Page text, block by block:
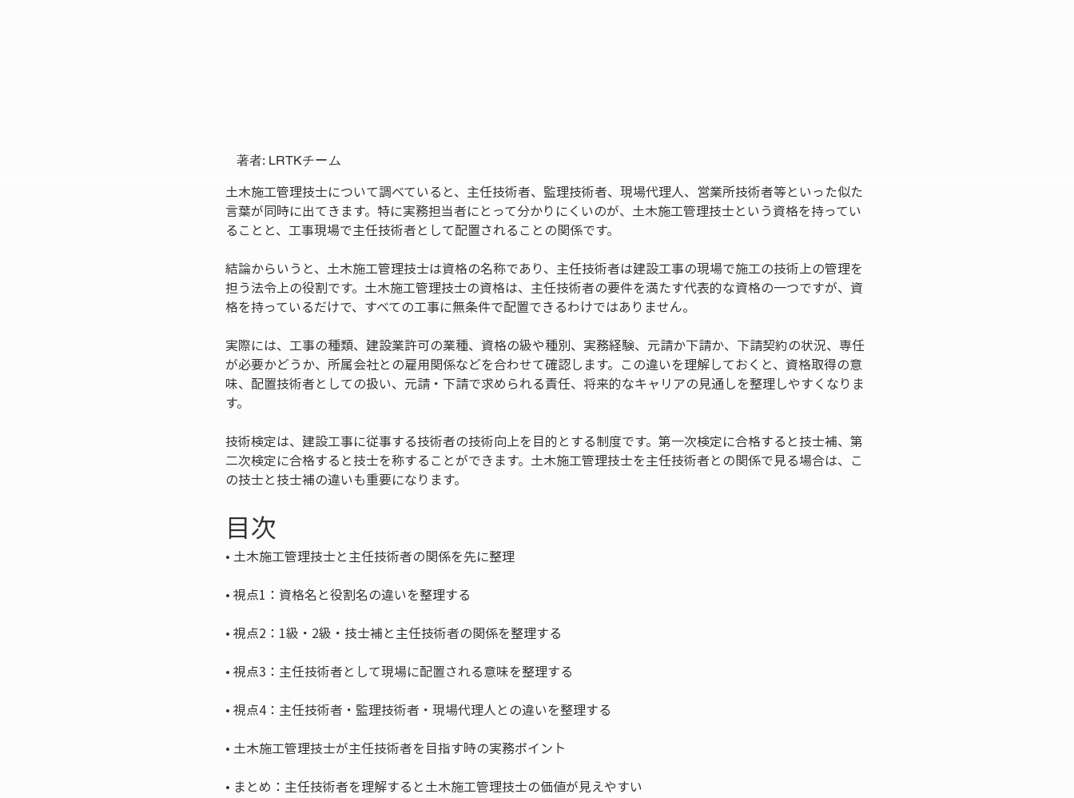
著者: LRTKチーム
土木施工管理技士について調べていると、主任技術者、監理技術者、現場代理人、営業所技術者等といった似た
言葉が同時に出てきます。特に実務担当者にとって分かりにくいのが、土木施工管理技士という資格を持ってい
ることと、工事現場で主任技術者として配置されることの関係です。
結論からいうと、土木施工管理技士は資格の名称であり、主任技術者は建設工事の現場で施工の技術上の管理を
担う法令上の役割です。土木施工管理技士の資格は、主任技術者の要件を満たす代表的な資格の一つですが、資
格を持っているだけで、すべての工事に無条件で配置できるわけではありません。
実際には、工事の種類、建設業許可の業種、資格の級や種別、実務経験、元請か下請か、下請契約の状況、専任
が必要かどうか、所属会社との雇用関係などを合わせて確認します。この違いを理解しておくと、資格取得の意
味、配置技術者としての扱い、元請・下請で求められる責任、将来的なキャリアの見通しを整理しやすくなりま
す。
技術検定は、建設工事に従事する技術者の技術向上を目的とする制度です。第一次検定に合格すると技士補、第
二次検定に合格すると技士を称することができます。土木施工管理技士を主任技術者との関係で見る場合は、こ
の技士と技士補の違いも重要になります。
目次
•
•
•
•
•
•
• まとめ：主任技術者を理解すると土木施工管理技士の価値が見えやすい